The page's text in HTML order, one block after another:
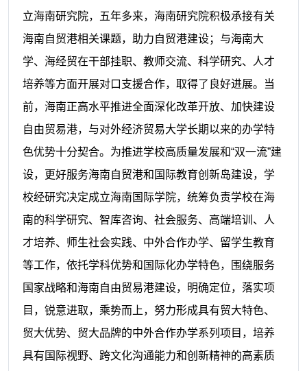
立海南研究院，五年多来，海南研究院积极承接有关
海南自贸港相关课题，助力自贸港建设；与海南大
学、海经贸在干部挂职、教师交流、科学研究、人才
培养等方面开展对口支援合作，取得了良好进展。当
前，海南正高水平推进全面深化改革开放、加快建设
自由贸易港，与对外经济贸易大学长期以来的办学特
色优势十分契合。为推进学校高质量发展和“双一流”建
设，更好服务海南自贸港和国际教育创新岛建设，学
校经研究决定成立海南国际学院，统筹负责学校在海
南的科学研究、智库咨询、社会服务、高端培训、人
才培养、师生社会实践、中外合作办学、留学生教育
等工作，依托学科优势和国际化办学特色，围绕服务
国家战略和海南自由贸易港建设，明确定位，落实项
目，锐意进取，乘势而上，努力形成具有贸大特色、
贸大优势、贸大品牌的中外合作办学系列项目，培养
具有国际视野、跨文化沟通能力和创新精神的高素质